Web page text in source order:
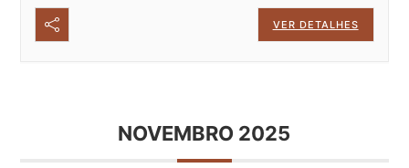
VER DETALHES
NOVEMBRO 2025